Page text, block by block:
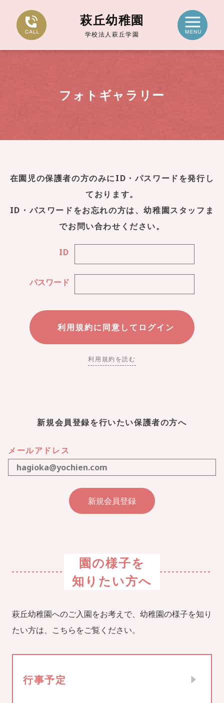
萩丘幼稚園
学校法人萩丘学園
フォトギャラリー
在園児の保護者の方のみにID・パスワードを発行し
ております。
ID・パスワードをお忘れの方は、幼稚園スタッフま
でお問い合わせください。
ID
パスワード
利用規約を読む
新規会員登録を行いたい保護者の方へ
メールアドレス
園の様子を
知りたい方へ
萩丘幼稚園へのご入園をお考えで、幼稚園の様子を知り
たい方は、こちらをご覧ください。
行事予定